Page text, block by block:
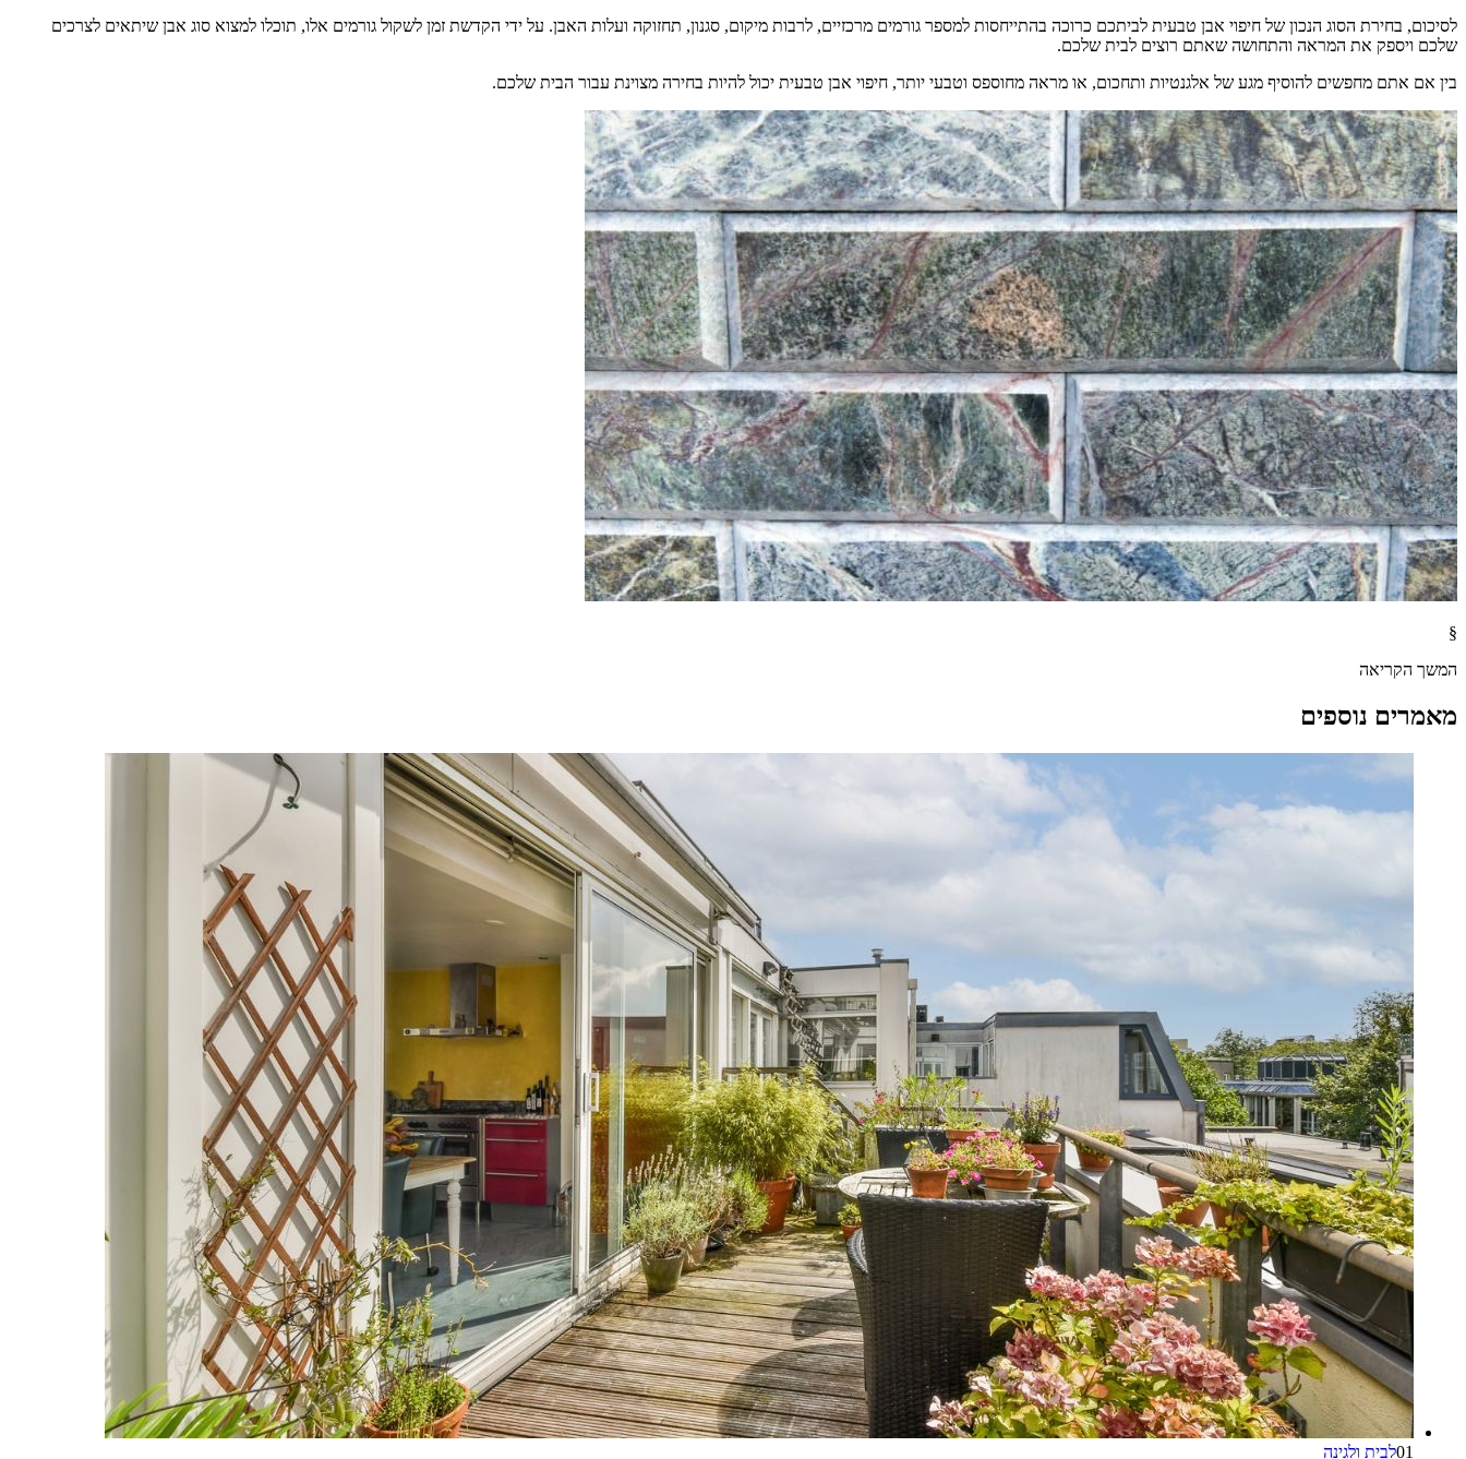
לסיכום, בחירת הסוג הנכון של חיפוי אבן טבעית לביתכם כרוכה בהתייחסות למספר גורמים מרכזיים, לרבות מיקום, סגנון, תחזוקה ועלות האבן. על ידי הקדשת זמן לשקול גורמים אלו, תוכלו למצוא סוג אבן שיתאים לצרכים
שלכם ויספק את המראה והתחושה שאתם רוצים לבית שלכם.
בין אם אתם מחפשים להוסיף מגע של אלגנטיות ותחכום, או מראה מחוספס וטבעי יותר, חיפוי אבן טבעית יכול להיות בחירה מצוינת עבור הבית שלכם.
§
המשך הקריאה
מאמרים נוספים
01לבית ולגינה